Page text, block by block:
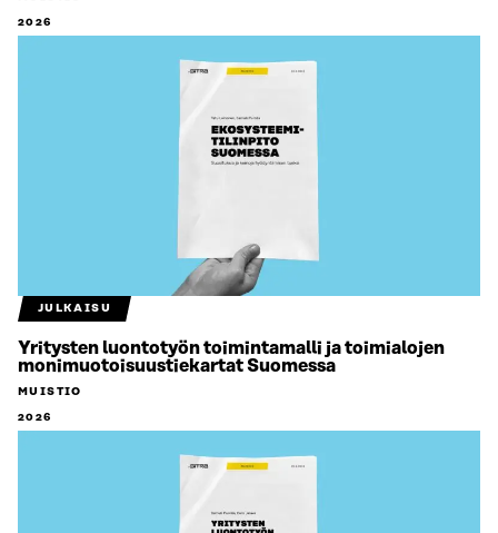
2026
JULKAISU
Yritysten luontotyön toimintamalli ja toimialojen
monimuotoisuustiekartat Suomessa
MUISTIO
2026